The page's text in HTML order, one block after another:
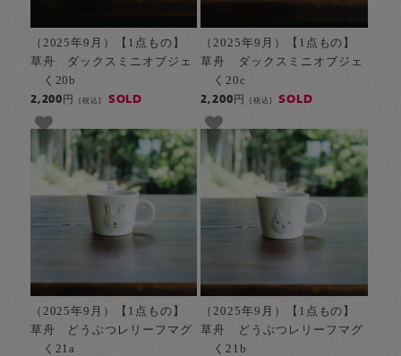
（2025年9月）【1点もの】
草舟 ダックスミニオブジェ
く20b
2,200円[税込] SOLD
（2025年9月）【1点もの】
草舟 ダックスミニオブジェ
く20c
2,200円 [税込] SOLD
（2025年9月）【1点もの】
草舟 どうぶつレリーフマグ
く21a
（2025年9月）【1点もの】
草舟 どうぶつレリーフマグ
く21b